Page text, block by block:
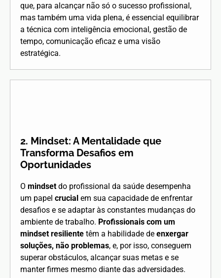
que, para alcançar não só o sucesso profissional,
mas também uma vida plena, é essencial equilibrar
a técnica com inteligência emocional, gestão de
tempo, comunicação eficaz e uma visão
estratégica.
2. Mindset: A Mentalidade que
Transforma Desafios em
Oportunidades
O mindset do profissional da saúde desempenha
um papel crucial em sua capacidade de enfrentar
desafios e se adaptar às constantes mudanças do
ambiente de trabalho. Profissionais com um
mindset resiliente têm a habilidade de enxergar
soluções, não problemas, e, por isso, conseguem
superar obstáculos, alcançar suas metas e se
manter firmes mesmo diante das adversidades.